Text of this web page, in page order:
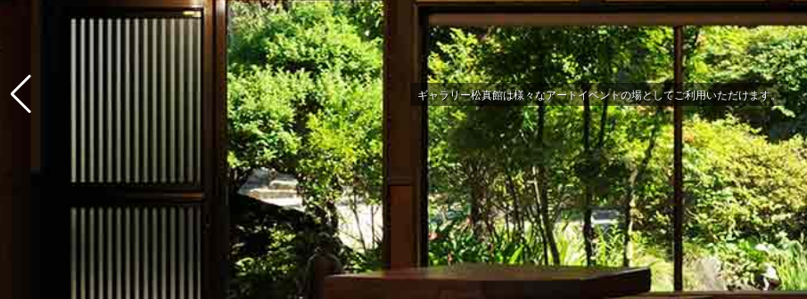
ギャラリー松真館は様々なアートイベントの場としてご利用いただけます。